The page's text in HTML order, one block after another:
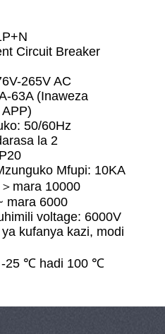
Circuit Breaker
265V AC
63A (Inaweza
50/60Hz
la 2
Mfupi: 10KA
mara 10000
mara 6000
voltage: 6000V
kufanya kazi, modi
-25 ℃ hadi 100 ℃